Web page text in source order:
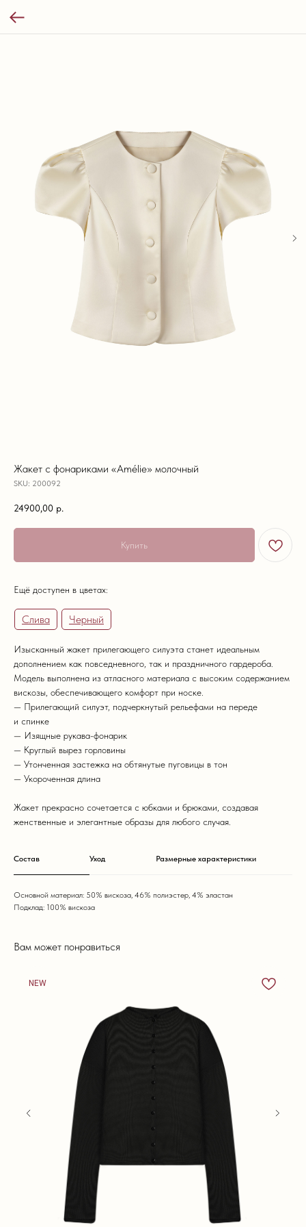
Жакет с фонариками «Amélie» молочный
SKU: 200092
24900,00 р.
Купить
Ещё доступен в цветах:
Слива Черный
Изысканный жакет прилегающего силуэта станет идеальным
дополнением как повседневного, так и праздничного гардероба.
Модель выполнена из атласного материала с высоким содержанием
вискозы, обеспечивающего комфорт при носке.
— Прилегающий силуэт, подчеркнутый рельефами на переде
и спинке
— Изящные рукава-фонарик
— Круглый вырез горловины
— Утонченная застежка на обтянутые пуговицы в тон
— Укороченная длина
Жакет прекрасно сочетается с юбками и брюками, создавая
женственные и элегантные образы для любого случая.
Состав Уход Размерные характеристики
Основной материал: 50% вискоза, 46% полиэстер, 4% эластан
Подклад: 100% вискоза
Вам может понравиться
NEW